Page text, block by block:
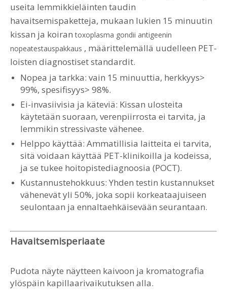
useita lemmikkieläinten taudin
havaitsemispaketteja, mukaan lukien 15 minuutin
kissan ja koirantoxoplasma gondii antigeenin
nopeatestauspakkaus , määrittelemällä uudelleen PET-
loisten diagnostiset standardit.
Nopea ja tarkka: vain 15 minuuttia, herkkyys>
99%, spesifisyys> 98%.
Ei-invasiivisia ja käteviä: Kissan ulosteita
käytetään suoraan, verenpiirrosta ei tarvita, ja
lemmikin stressivaste vähenee.
Helppo käyttää: Ammatillisia laitteita ei tarvita,
sitä voidaan käyttää PET-klinikoilla ja kodeissa,
ja se tukee hoitopistediagnoosia (POCT).
Kustannustehokkuus: Yhden testin kustannukset
vähenevät yli 50%, joka sopii korkeataajuiseen
seulontaan ja ennaltaehkäisevään seurantaan.
Havaitsemisperiaate
Pudota näyte näytteen kaivoon ja kromatografia
ylöspäin kapillaarivaikutuksen alla.